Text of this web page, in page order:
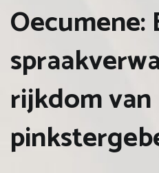
Oecumene:
rijkdom